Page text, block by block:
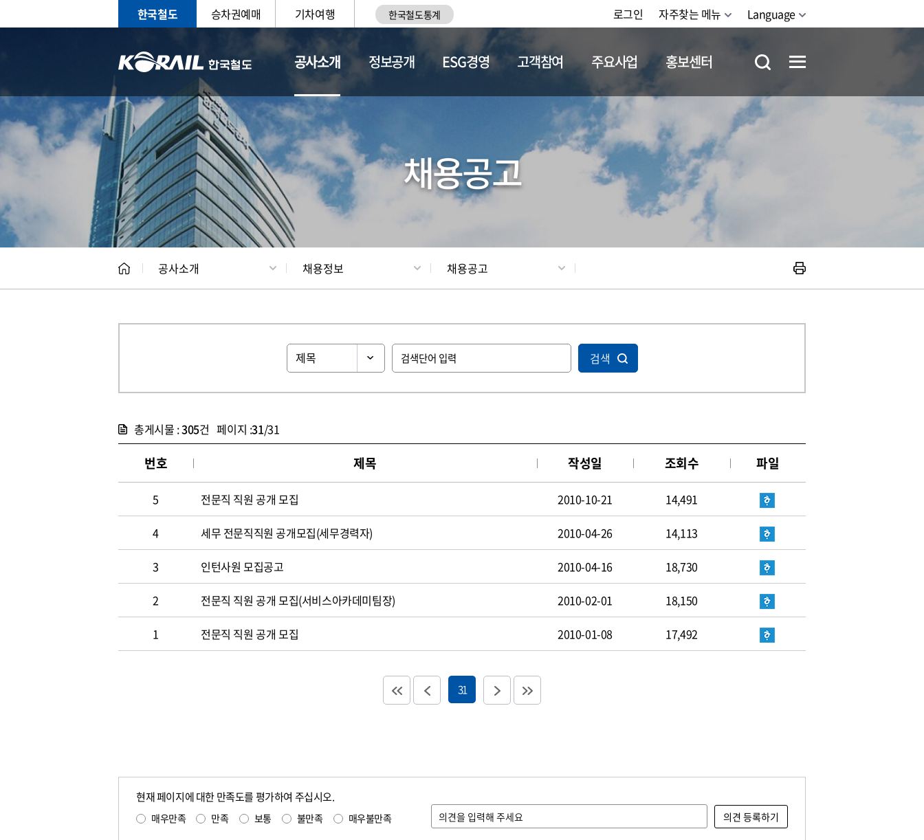
한국철도 승차권예매 기차여행 한국철도통계 로그인 자주찾는 메뉴 Language
공사소개
CEO 일반현황 채용정보
정보공개 ESG경영 고객참여 주요사업 홍보센터
채용공고
공사소개 채용정보 채용공고
검색
총게시물 :305건 페이지 :31/31
번호 제목 작성일 조회수 파일
5 전문직 직원 공개 모집 2010-10-21 14,491
4 세무 전문직직원 공개모집(세무경력자) 2010-04-26 14,113
3 인턴사원 모집공고 2010-04-16 18,730
2 전문직 직원 공개 모집(서비스아카데미팀장) 2010-02-01 18,150
1 전문직 직원 공개 모집 2010-01-08 17,492
31
현재 페이지에 대한 만족도를 평가하여 주십시오.
매우만족 만족 보통 불만족 매우불만족